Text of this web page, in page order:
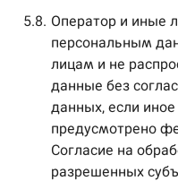
5.8. Оператор и иные
персональным
лицам и не
данные без
данных, если иное
предусмотрено
Согласие на
разрешенных